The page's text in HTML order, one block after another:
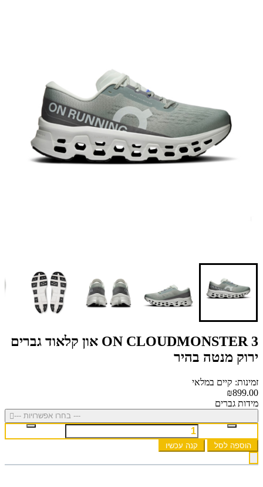
ON CLOUDMONSTER 3 און קלאוד גברים
ירוק מנטה בהיר
זמינות: קיים במלאי
₪899.00
מידות גברים
--- בחרו אפשרויות ---
הוספה לסל קנה עכשיו